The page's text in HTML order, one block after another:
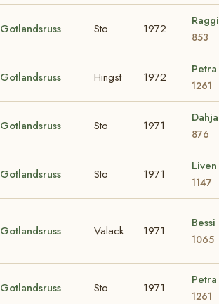
Gotlandsruss Sto 1972
853
Gotlandsruss Hingst 1972
Petra
1261
Gotlandsruss Sto 1971
Dahja
876
Gotlandsruss Sto 1971
Liven
1147
Gotlandsruss Valack 1971
Bessi
1065
Gotlandsruss Sto 1971
Petra
1261